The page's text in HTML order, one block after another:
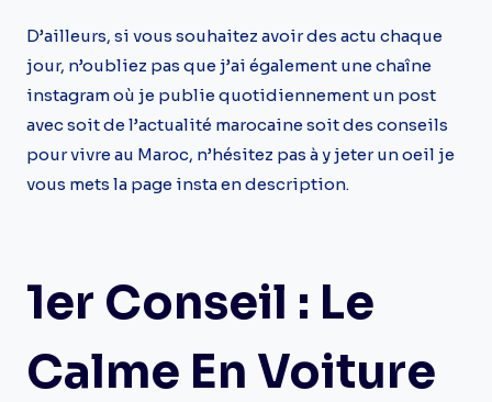
D’ailleurs, si vous souhaitez avoir des actu chaque
jour, n’oubliez pas que j’ai également une chaîne
instagram où je publie quotidiennement un post
avec soit de l’actualité marocaine soit des conseils
pour vivre au Maroc, n’hésitez pas à y jeter un oeil je
vous mets la page insta en description.
1er Conseil : Le
Calme En Voiture